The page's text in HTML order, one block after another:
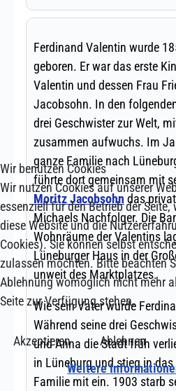
Wir benutzen Cookies
Wir nutzen Cookies auf unserer
essenziell für den Betrieb der
diese Website und die
Cookies). Sie können selbst
zulassen möchten. Bitte beachten
Ablehnung womöglich nicht mehr
Seite zur Verfügung stehen.
Akzeptieren
Ablehnen
Weitere